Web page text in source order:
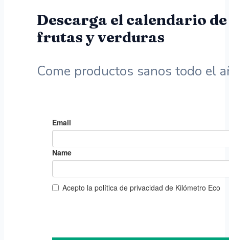
Descarga el calendario de
frutas y verduras
Come productos sanos todo el